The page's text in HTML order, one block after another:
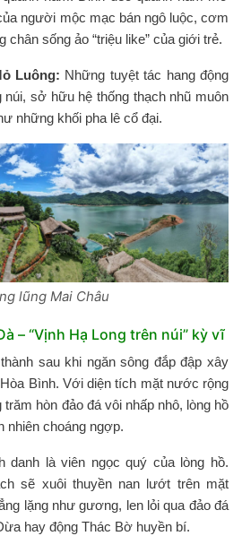
người mộc mạc bán ngô luộc, cơm
sống ảo “triệu like” của giới trẻ.
Luông: Những tuyệt tác hang động
núi, sở hữu hệ thống thạch nhũ muôn
những khối pha lê cổ đại.
lũng Mai Châu
– “Vịnh Hạ Long trên núi” kỳ vĩ
sau khi ngăn sông đắp đập xây
Bình. Với diện tích mặt nước rộng
hòn đảo đá vôi nhấp nhô, lòng hồ
nhiên choáng ngợp.
danh là viên ngọc quý của lòng hồ.
sẽ xuôi thuyền nan lướt trên mặt
lặng như gương, len lỏi qua đảo đá
hay động Thác Bờ huyền bí.